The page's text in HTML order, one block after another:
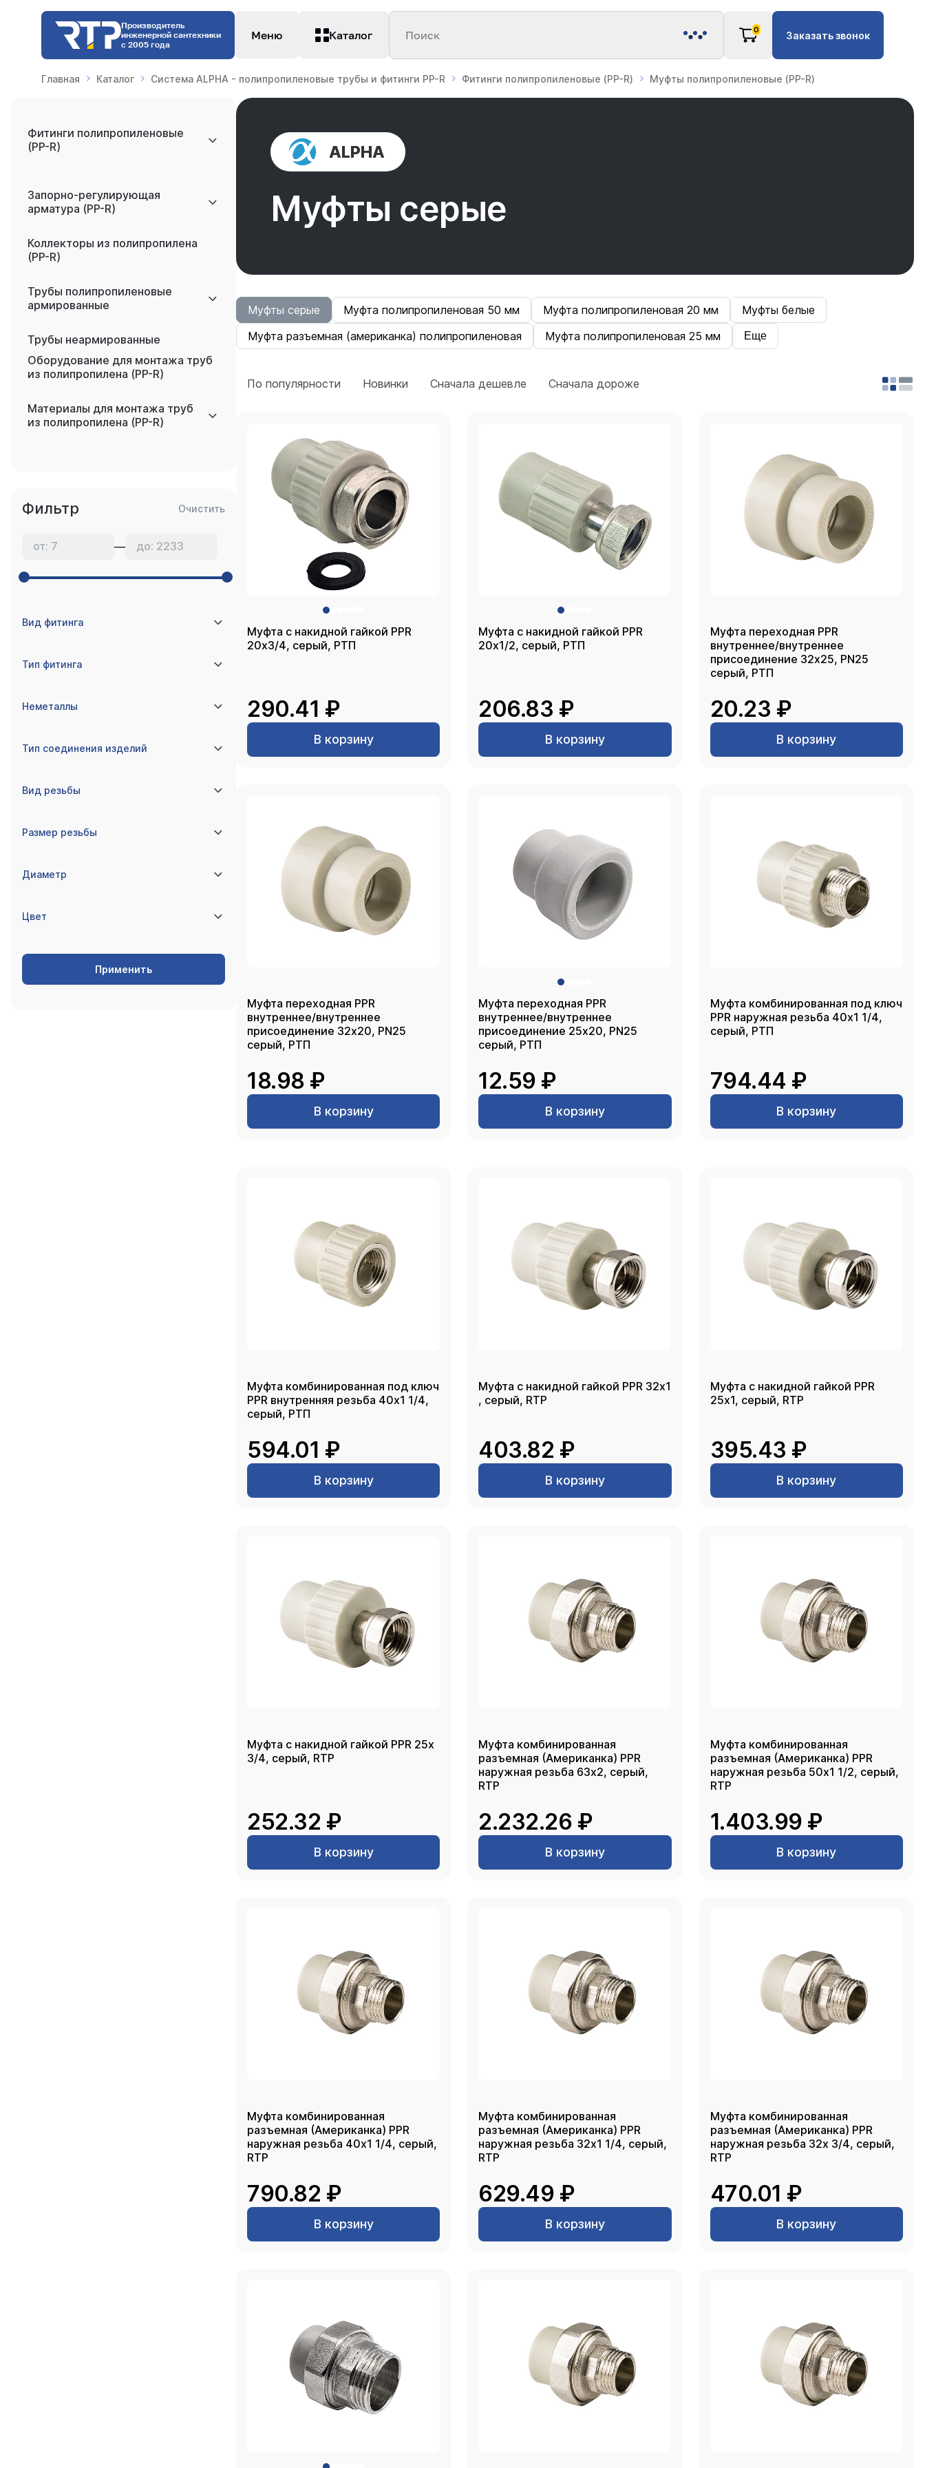
Производитель
инженерной сантехники
с 2005 года
Меню Каталог Поиск 0 Заказать звонок
Главная Каталог Система ALPHA - полипропиленовые трубы и фитинги PP-R Фитинги полипропиленовые (PP-R) Муфты полипропиленовые (PP-R)
Фитинги полипропиленовые
(PP-R)
Запорно-регулирующая
арматура (PP-R)
Коллекторы из полипропилена
(PP-R)
Трубы полипропиленовые
армированные
Трубы неармированные
Оборудование для монтажа труб
из полипропилена (PP-R)
Материалы для монтажа труб
из полипропилена (PP-R)
Фильтр Очистить
—
Вид фитинга
Тип фитинга
Неметаллы
Тип соединения изделий
Вид резьбы
Размер резьбы
Диаметр
Цвет
Применить
ALPHA
Муфты серые
Муфты серые Муфта полипропиленовая 50 мм Муфта полипропиленовая 20 мм
Муфты белые
Муфта разъемная (американка) полипропиленовая
Муфта полипропиленовая 25 мм Еще
По популярности Новинки Сначала дешевле Сначала дороже
Муфта с накидной гайкой PPR
20х3/4, серый, РТП
290.41 ₽
В корзину
Муфта с накидной гайкой PPR
20х1/2, серый, РТП
206.83 ₽
В корзину
Муфта переходная PPR
внутреннее/внутреннее
присоединение 32х25, PN25
серый, РТП
20.23 ₽
В корзину
Муфта переходная PPR
внутреннее/внутреннее
присоединение 32х20, PN25
серый, РТП
18.98 ₽
В корзину
Муфта переходная PPR
внутреннее/внутреннее
присоединение 25х20, PN25
серый, РТП
12.59 ₽
В корзину
Муфта комбинированная под ключ
PPR наружная резьба 40х1 1/4,
серый, РТП
794.44 ₽
В корзину
Муфта комбинированная под ключ
PPR внутренняя резьба 40х1 1/4,
серый, РТП
594.01 ₽
В корзину
Муфта с накидной гайкой PPR 32х1
, серый, RTP
403.82 ₽
В корзину
Муфта с накидной гайкой PPR
25х1, серый, RTP
395.43 ₽
В корзину
Муфта с накидной гайкой PPR 25х
3/4, серый, RTP
252.32 ₽
В корзину
Муфта комбинированная
разъемная (Американка) PPR
наружная резьба 63х2, серый,
RTP
2.232.26 ₽
В корзину
Муфта комбинированная
разъемная (Американка) PPR
наружная резьба 50х1 1/2, серый,
RTP
1.403.99 ₽
В корзину
Муфта комбинированная
разъемная (Американка) PPR
наружная резьба 40х1 1/4, серый,
RTP
790.82 ₽
В корзину
Муфта комбинированная
разъемная (Американка) PPR
наружная резьба 32х1 1/4, серый,
RTP
629.49 ₽
В корзину
Муфта комбинированная
разъемная (Американка) PPR
наружная резьба 32х 3/4, серый,
RTP
470.01 ₽
В корзину